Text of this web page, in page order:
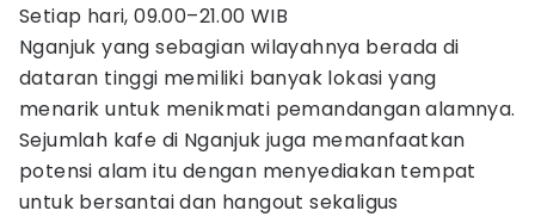
Setiap hari, 09.00–21.00 WIB
Nganjuk yang sebagian wilayahnya berada di
dataran tinggi memiliki banyak lokasi yang
menarik untuk menikmati pemandangan alamnya.
Sejumlah kafe di Nganjuk juga memanfaatkan
potensi alam itu dengan menyediakan tempat
untuk bersantai dan hangout sekaligus